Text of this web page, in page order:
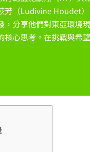
芳 （Ludivine Houdet）
，分享他們對東亞環境
核心思考。在挑戰與希